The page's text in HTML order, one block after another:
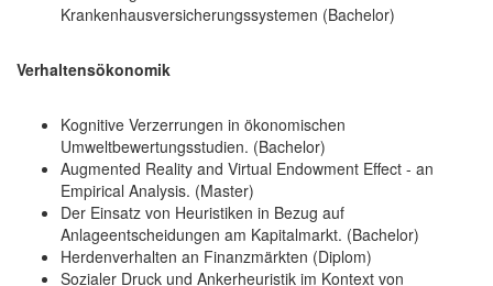
Krankenhausversicherungssystemen (Bachelor)
Verhaltensökonomik
Kognitive Verzerrungen in ökonomischen
Umweltbewertungsstudien. (Bachelor)
Augmented Reality and Virtual Endowment Effect - an
Empirical Analysis. (Master)
Der Einsatz von Heuristiken in Bezug auf
Anlageentscheidungen am Kapitalmarkt. (Bachelor)
Herdenverhalten an Finanzmärkten (Diplom)
Sozialer Druck und Ankerheuristik im Kontext von